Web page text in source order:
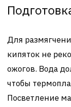
Для
кипяток не
ожогов. Вода
чтобы
Посветление